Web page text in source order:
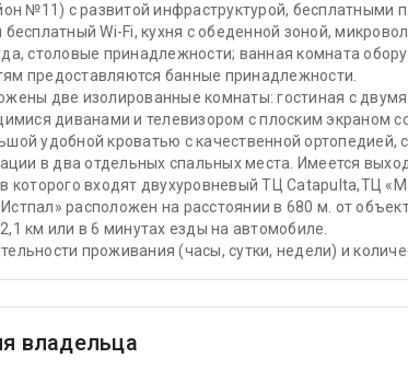
№11) с развитой инфраструктурой, бесплатными
бесплатный Wi-Fi, кухня с обеденной зоной,
столовые принадлежности; ванная комната
предоставляются банные принадлежности.
две изолированные комнаты: гостиная с
диванами и телевизором с плоским экраном
удобной кроватью с качественной ортопедией,
в два отдельных спальных места. Имеется
которого входят двухуровневый ТЦ Сatapulta,ТЦ
расположен на расстоянии в 680 м. от
км или в 6 минутах езды на автомобиле.
проживания (часы, сутки, недели) и
владельца